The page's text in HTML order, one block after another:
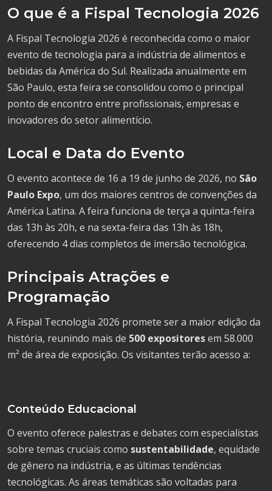
O que é a Fispal Tecnologia 2026
A Fispal Tecnologia 2026 é reconhecida como o maior
evento de tecnologia para a indústria de alimentos e
bebidas da América do Sul. Realizada anualmente em
São Paulo, esta feira se consolidou como o principal
ponto de encontro entre profissionais, empresas e
inovadores do setor alimentício.
Local e Data do Evento
O evento acontece de 16 a 19 de junho de 2026, no São
Paulo Expo, um dos maiores centros de convenções da
América Latina. A feira funciona de terça a quinta-feira
das 13h às 20h, e na sexta-feira das 13h às 18h,
oferecendo 4 dias completos de imersão tecnológica.
Principais Atrações e
Programação
A Fispal Tecnologia 2026 promete ser a maior edição da
história, reunindo mais de 500 expositoresem 58.000
m² de área de exposição. Os visitantes terão acesso a:
Conteúdo Educacional
O evento oferece palestras e debates com especialistas
sobre temas cruciais como sustentabilidade, equidade
de gênero na indústria, e as últimas tendências
tecnológicas. As áreas temáticas são voltadas para